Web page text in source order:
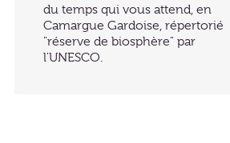
du temps qui vous attend, en
Camargue Gardoise, répertorié
"réserve de biosphère" par
l'UNESCO.